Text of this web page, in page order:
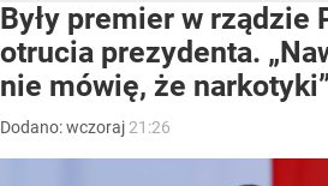
Były premier w rządzie
otrucia prezydenta.
nie mówię, że narkotyki”
Dodano:wczoraj 21:26